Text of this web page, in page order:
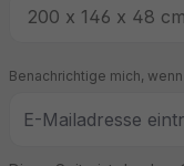
Benachrichtige mich,